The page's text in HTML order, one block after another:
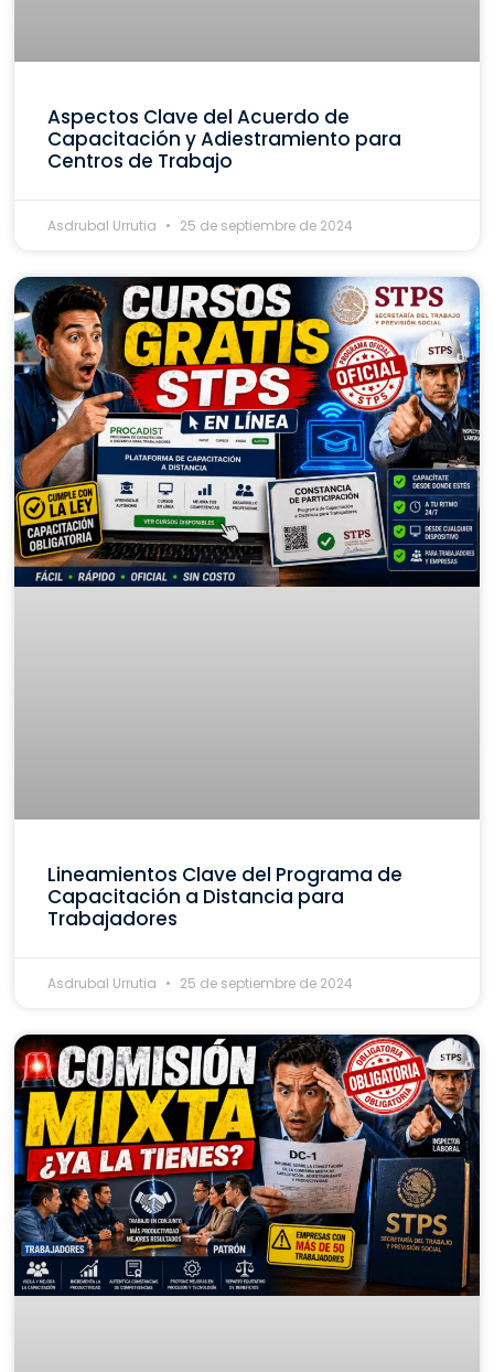
Aspectos Clave del Acuerdo de
Capacitación y Adiestramiento para
Centros de Trabajo
Asdrubal Urrutia 25 de septiembre de 2024
Lineamientos Clave del Programa de
Capacitación a Distancia para
Trabajadores
Asdrubal Urrutia 25 de septiembre de 2024